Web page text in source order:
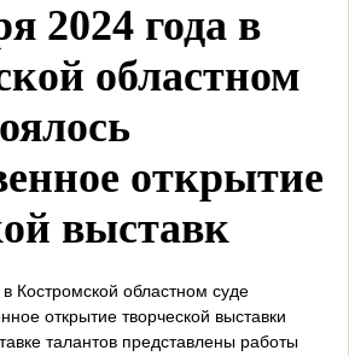
2024 года в
областном
открытие
выставк
Костромской областном суде
открытие творческой выставки
талантов представлены работы